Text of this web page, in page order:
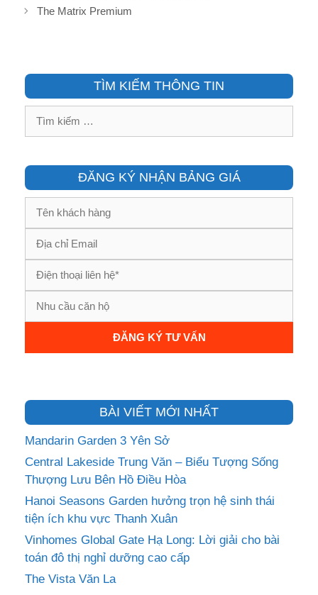
The Matrix Premium
TÌM KIẾM THÔNG TIN
Tìm
ĐĂNG KÝ NHẬN BẢNG GIÁ
BÀI VIẾT MỚI NHẤT
Mandarin Garden 3 Yên Sở
Central Lakeside Trung Văn – Biểu Tượng Sống
Thượng Lưu Bên Hồ Điều Hòa
Hanoi Seasons Garden hưởng trọn hệ sinh thái
tiện ích khu vực Thanh Xuân
Vinhomes Global Gate Hạ Long: Lời giải cho bài
toán đô thị nghỉ dưỡng cao cấp
The Vista Văn La